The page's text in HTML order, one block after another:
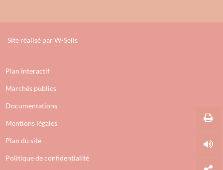
Site réalisé par W-Seils
Plan interactif
Marchés publics
Documentations
Mentions légales
Plan du site
Politique de confidentialité